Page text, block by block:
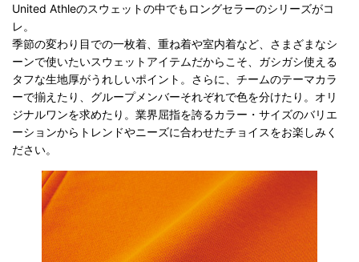
United Athleのスウェットの中でもロングセラーのシリーズがコ
レ。
季節の変わり目での一枚着、重ね着や室内着など、さまざまなシ
ーンで使いたいスウェットアイテムだからこそ、ガシガシ使える
タフな生地厚がうれしいポイント。さらに、チームのテーマカラ
ーで揃えたり、グループメンバーそれぞれで色を分けたり。オリ
ジナルワンを求めたり。業界屈指を誇るカラー・サイズのバリエ
ーションからトレンドやニーズに合わせたチョイスをお楽しみく
ださい。